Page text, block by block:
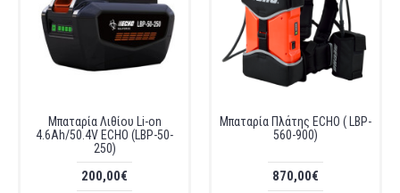
Μπαταρία Λιθίου Li-on
4.6Ah/50.4V ECHO (LBP-50-
250)
200,00€
Μπαταρία Πλάτης ECHO ( LBP-
560-900)
870,00€